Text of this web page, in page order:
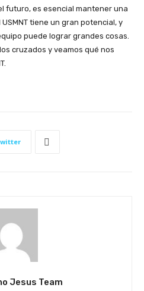
futuro, es esencial mantener una
tiene un gran potencial, y
puede lograr grandes cosas.
cruzados y veamos qué nos
Jesus Team